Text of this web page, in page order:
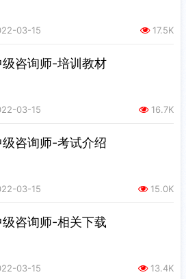
03-15 17.5K
级咨询师-培训教材
03-15 16.7K
级咨询师-考试介绍
03-15 15.0K
级咨询师-相关下载
03-15 13.4K